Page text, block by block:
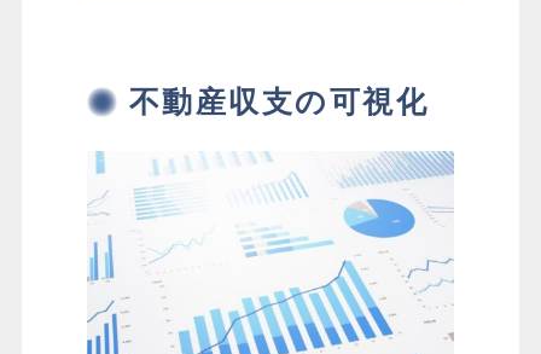
不動産収支の可視化